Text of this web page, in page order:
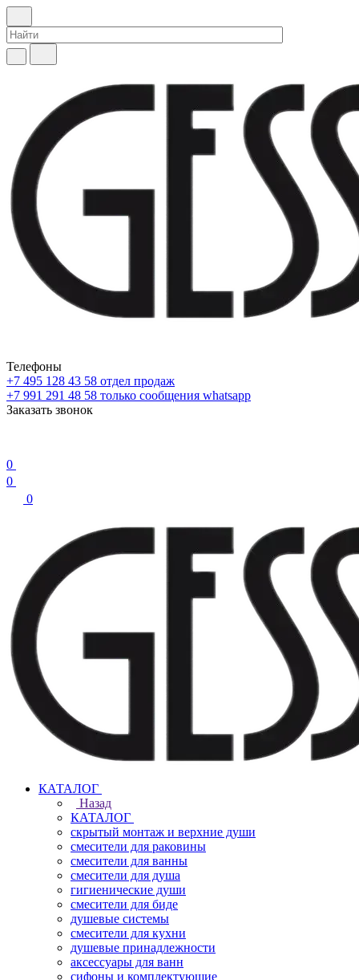
Телефоны
+7 495 128 43 58 отдел продаж
+7 991 291 48 58 только сообщения whatsapp
Заказать звонок
0
0
0
КАТАЛОГ
Назад
КАТАЛОГ
скрытый монтаж и верхние души
смесители для раковины
смесители для ванны
смесители для душа
гигиенические души
смесители для биде
душевые системы
смесители для кухни
душевые принадлежности
аксессуары для ванн
сифоны и комплектующие